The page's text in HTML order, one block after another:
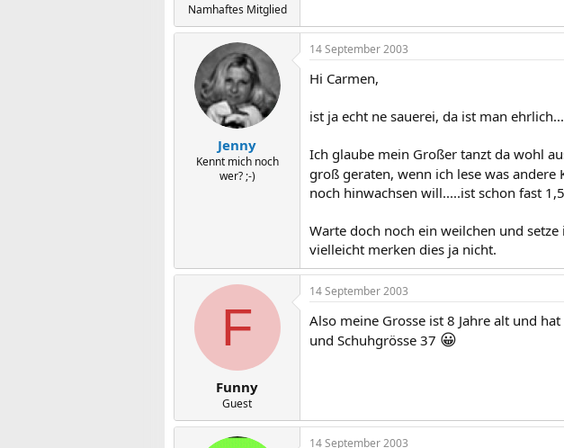
Namhaftes Mitglied
Jenny
Kennt mich noch
wer? ;-)
14 September 2003
Hi Carmen,
ist ja echt ne sauerei, da ist man
Ich glaube mein Großer tanzt da wohl
groß geraten, wenn ich lese was
noch hinwachsen will.....ist schon fast
Warte doch noch ein weilchen und
vielleicht merken dies ja nicht.
F
Funny
Guest
14 September 2003
Also meine Grosse ist 8 Jahre alt und
und Schuhgrösse 37 😀
14 September 2003